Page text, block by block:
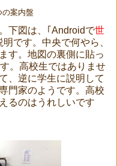
の案内盤
下図は、｢Androidで世
です。中央で何やら、
す。地図の裏側に貼っ
。高校生ではありませ
、逆に学生に説明して
門家のようです。高校
るのはうれしいです